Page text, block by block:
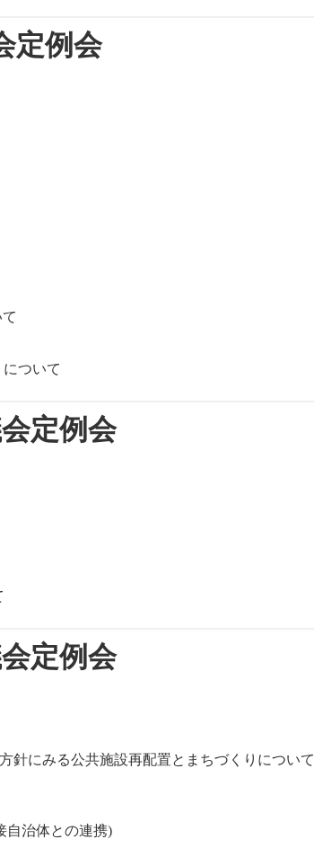
定例会
ついて
定例会
定例会
針にみる公共施設再配置とまちづくりについて
自治体との連携)